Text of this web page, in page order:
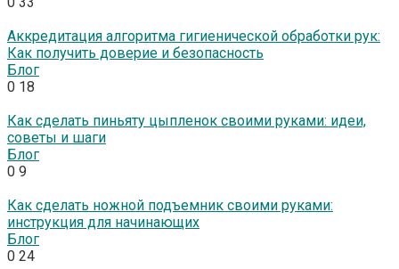
Аккредитация алгоритма гигиенической обработки рук:
Как получить доверие и безопасность
Блог
0 18
Как сделать пиньяту цыпленок своими руками: идеи,
советы и шаги
Блог
0 9
Как сделать ножной подъемник своими руками:
инструкция для начинающих
Блог
0 24